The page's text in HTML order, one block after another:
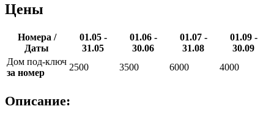
Цены
Номера /
Даты
01.05 -
31.05
01.06 -
30.06
01.07 -
31.08
01.09 -
30.09
Дом под-ключ
за номер
2500 3500 6000 4000
Описание: